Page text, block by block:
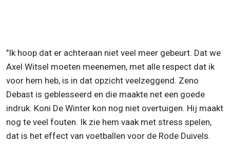
"Ik hoop dat er achteraan niet veel meer gebeurt. Dat we
Axel Witsel moeten meenemen, met alle respect dat ik
voor hem heb, is in dat opzicht veelzeggend. Zeno
Debast is geblesseerd en die maakte net een goede
indruk. Koni De Winter kon nog niet overtuigen. Hij maakt
nog te veel fouten. Ik zie hem vaak met stress spelen,
dat is het effect van voetballen voor de Rode Duivels.